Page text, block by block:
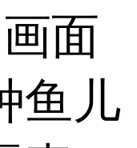
面
鱼儿